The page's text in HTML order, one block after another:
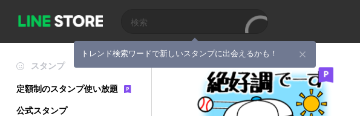
トレンド検索ワードで新しいスタンプに出会えるかも！
スタンプ
定額制のスタンプ使い放題
公式スタンプ